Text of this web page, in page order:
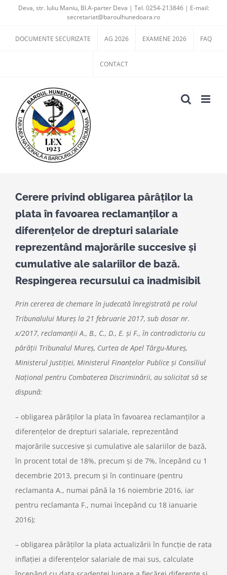
content
Deva, str. Iuliu Maniu, Bl.A-parter Deva | Tel. 0254-213846 | E-mail:
secretariat@baroulhunedoara.ro
DOCUMENTE SECURIZATE AG 2026 EXAMENE 2026 FAQ
CONTACT
Cerere privind obligarea pârâţilor la
plata în favoarea reclamanţilor a
diferenţelor de drepturi salariale
reprezentând majorările succesive şi
cumulative ale salariilor de bază.
Respingerea recursului ca inadmisibil
Prin cererea de chemare în judecată înregistrată pe rolul
Tribunalului Mureş la 21 februarie 2017, sub dosar nr.
x/2017, reclamanţii A., B., C., D., E. şi F., în contradictoriu cu
pârâţii Tribunalul Mureş, Curtea de Apel Târgu-Mureş,
Ministerul Justiţiei, Ministerul Finanţelor Publice şi Consiliul
Naţional pentru Combaterea Discriminării, au solicitat să se
dispună:
– obligarea pârâţilor la plata în favoarea reclamanţilor a
diferenţelor de drepturi salariale, reprezentând
majorările succesive şi cumulative ale salariilor de bază,
în procent total de 18%, precum şi de 7%, începând cu 1
decembrie 2013, precum şi în continuare (pentru
reclamanta A., numai până la 16 noiembrie 2016, iar
pentru reclamanta F., numai începând cu 18 ianuarie
2016);
– obligarea pârâţilor la plata actualizării în funcţie de rata
inflaţiei a diferenţelor salariale de mai sus, calculate